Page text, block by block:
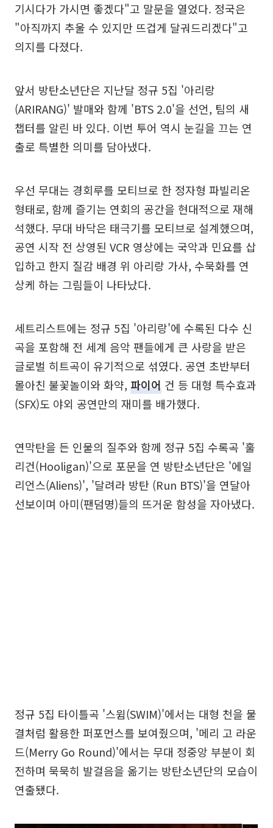
기시다가 가시면 좋겠다"고 말문을 열었다. 정국은
"아직까지 추울 수 있지만 뜨겁게 달궈드리겠다"고
의지를 다졌다.
앞서 방탄소년단은 지난달 정규 5집 '아리랑
(ARIRANG)' 발매와 함께 'BTS 2.0'을 선언, 팀의 새
챕터를 알린 바 있다. 이번 투어 역시 눈길을 끄는 연
출로 특별한 의미를 담아냈다.
우선 무대는 경회루를 모티브로 한 정자형 파빌리온
형태로, 함께 즐기는 연회의 공간을 현대적으로 재해
석했다. 무대 바닥은 태극기를 모티브로 설계했으며,
공연 시작 전 상영된 VCR 영상에는 국악과 민요를 삽
입하고 한지 질감 배경 위 아리랑 가사, 수묵화를 연
상케 하는 그림들이 나타났다.
세트리스트에는 정규 5집 '아리랑'에 수록된 다수 신
곡을 포함해 전 세계 음악 팬들에게 큰 사랑을 받은
글로벌 히트곡이 유기적으로 섞였다. 공연 초반부터
몰아친 불꽃놀이와 화약, 파이어 건 등 대형 특수효과
(SFX)도 야외 공연만의 재미를 배가했다.
연막탄을 든 인물의 질주와 함께 정규 5집 수록곡 '훌
리건(Hooligan)'으로 포문을 연 방탄소년단은 '에일
리언스(Aliens)', '달려라 방탄 (Run BTS)'을 연달아
선보이며 아미(팬덤명)들의 뜨거운 함성을 자아냈다.
정규 5집 타이틀곡 '스윔(SWIM)'에서는 대형 천을 물
결처럼 활용한 퍼포먼스를 보여줬으며, '메리 고 라운
드(Merry Go Round)'에서는 무대 정중앙 부분이 회
전하며 묵묵히 발걸음을 옮기는 방탄소년단의 모습이
연출됐다.